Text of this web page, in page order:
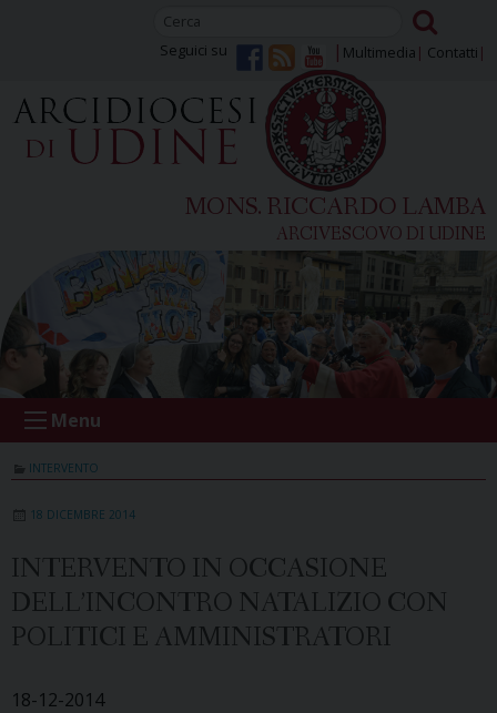
Multimedia Contatti
Seguici su
MONS. RICCARDO LAMBA
ARCIVESCOVO DI UDINE
Menu
INTERVENTO
18 DICEMBRE 2014
INTERVENTO IN OCCASIONE
DELL’INCONTRO NATALIZIO CON
POLITICI E AMMINISTRATORI
18-12-2014